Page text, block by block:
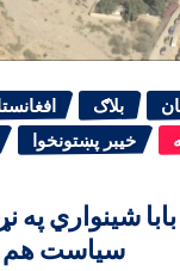
بلاګ
خیبر پښتونخوا
شینواري په
سیاست هم